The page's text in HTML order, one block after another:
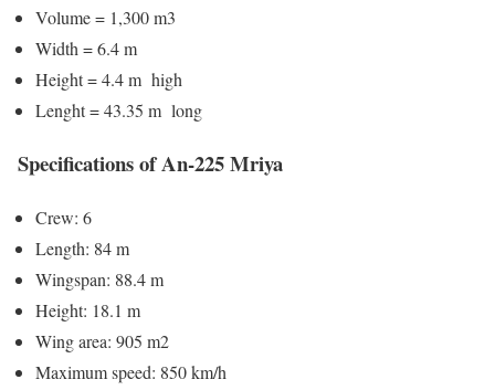
Volume = 1,300 m3
Width = 6.4 m
Height = 4.4 m high
Lenght = 43.35 m long
Specifications of An-225 Mriya
Crew: 6
Length: 84 m
Wingspan: 88.4 m
Height: 18.1 m
Wing area: 905 m2
Maximum speed: 850 km/h